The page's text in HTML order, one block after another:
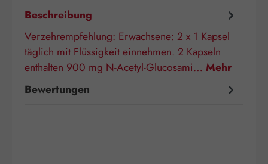
Beschreibung
Verzehrempfehlung: Erwachsene: 2 x 1 Kapsel
täglich mit Flüssigkeit einnehmen. 2 Kapseln
enthalten 900 mg N-Acetyl-Glucosami… Mehr
Bewertungen